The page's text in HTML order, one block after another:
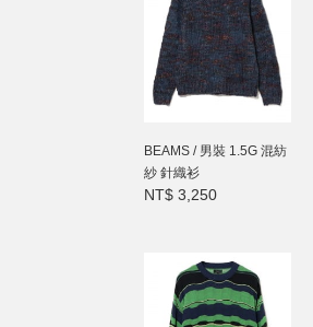
BEAMS / 男裝 1.5G 混紡
紗 針織衫
NT$ 3,250